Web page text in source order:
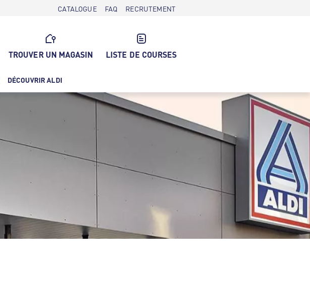
CATALOGUE FAQ RECRUTEMENT
TROUVER UN MAGASIN LISTE DE COURSES
DÉCOUVRIR ALDI